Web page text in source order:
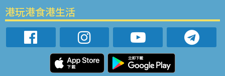
港玩港食港生活